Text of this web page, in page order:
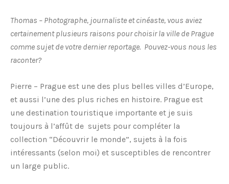
Thomas – Photographe, journaliste et cinéaste, vous aviez
certainement plusieurs raisons pour choisir la ville de Prague
comme sujet de votre dernier reportage. Pouvez-vous nous les
raconter?
Pierre – Prague est une des plus belles villes d’Europe,
et aussi l’une des plus riches en histoire. Prague est
une destination touristique importante et je suis
toujours à l’affût de sujets pour compléter la
collection “Découvrir le monde”, sujets à la fois
intéressants (selon moi) et susceptibles de rencontrer
un large public.